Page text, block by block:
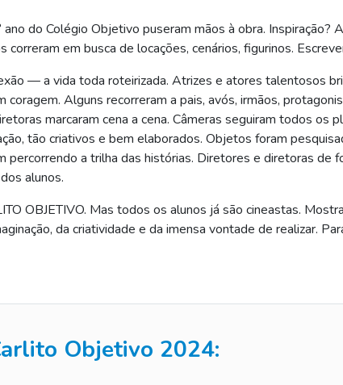
do Colégio Objetivo puseram mãos à obra. Inspiração?
em busca de locações, cenários, figurinos.
— a vida toda roteirizada. Atrizes e atores talentosos
Alguns recorreram a pais, avós, irmãos,
marcaram cena a cena. Câmeras seguiram todos os
tão criativos e bem elaborados. Objetos foram
a trilha das histórias. Diretores e diretoras de
alunos.
OBJETIVO. Mas todos os alunos já são cineastas.
da criatividade e da imensa vontade de realizar.
Objetivo 2024: